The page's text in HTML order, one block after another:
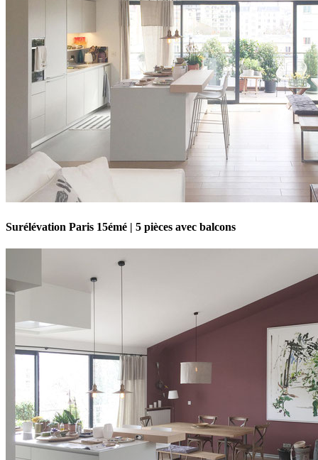
Surélévation Paris 15émé | 5 pièces avec balcons